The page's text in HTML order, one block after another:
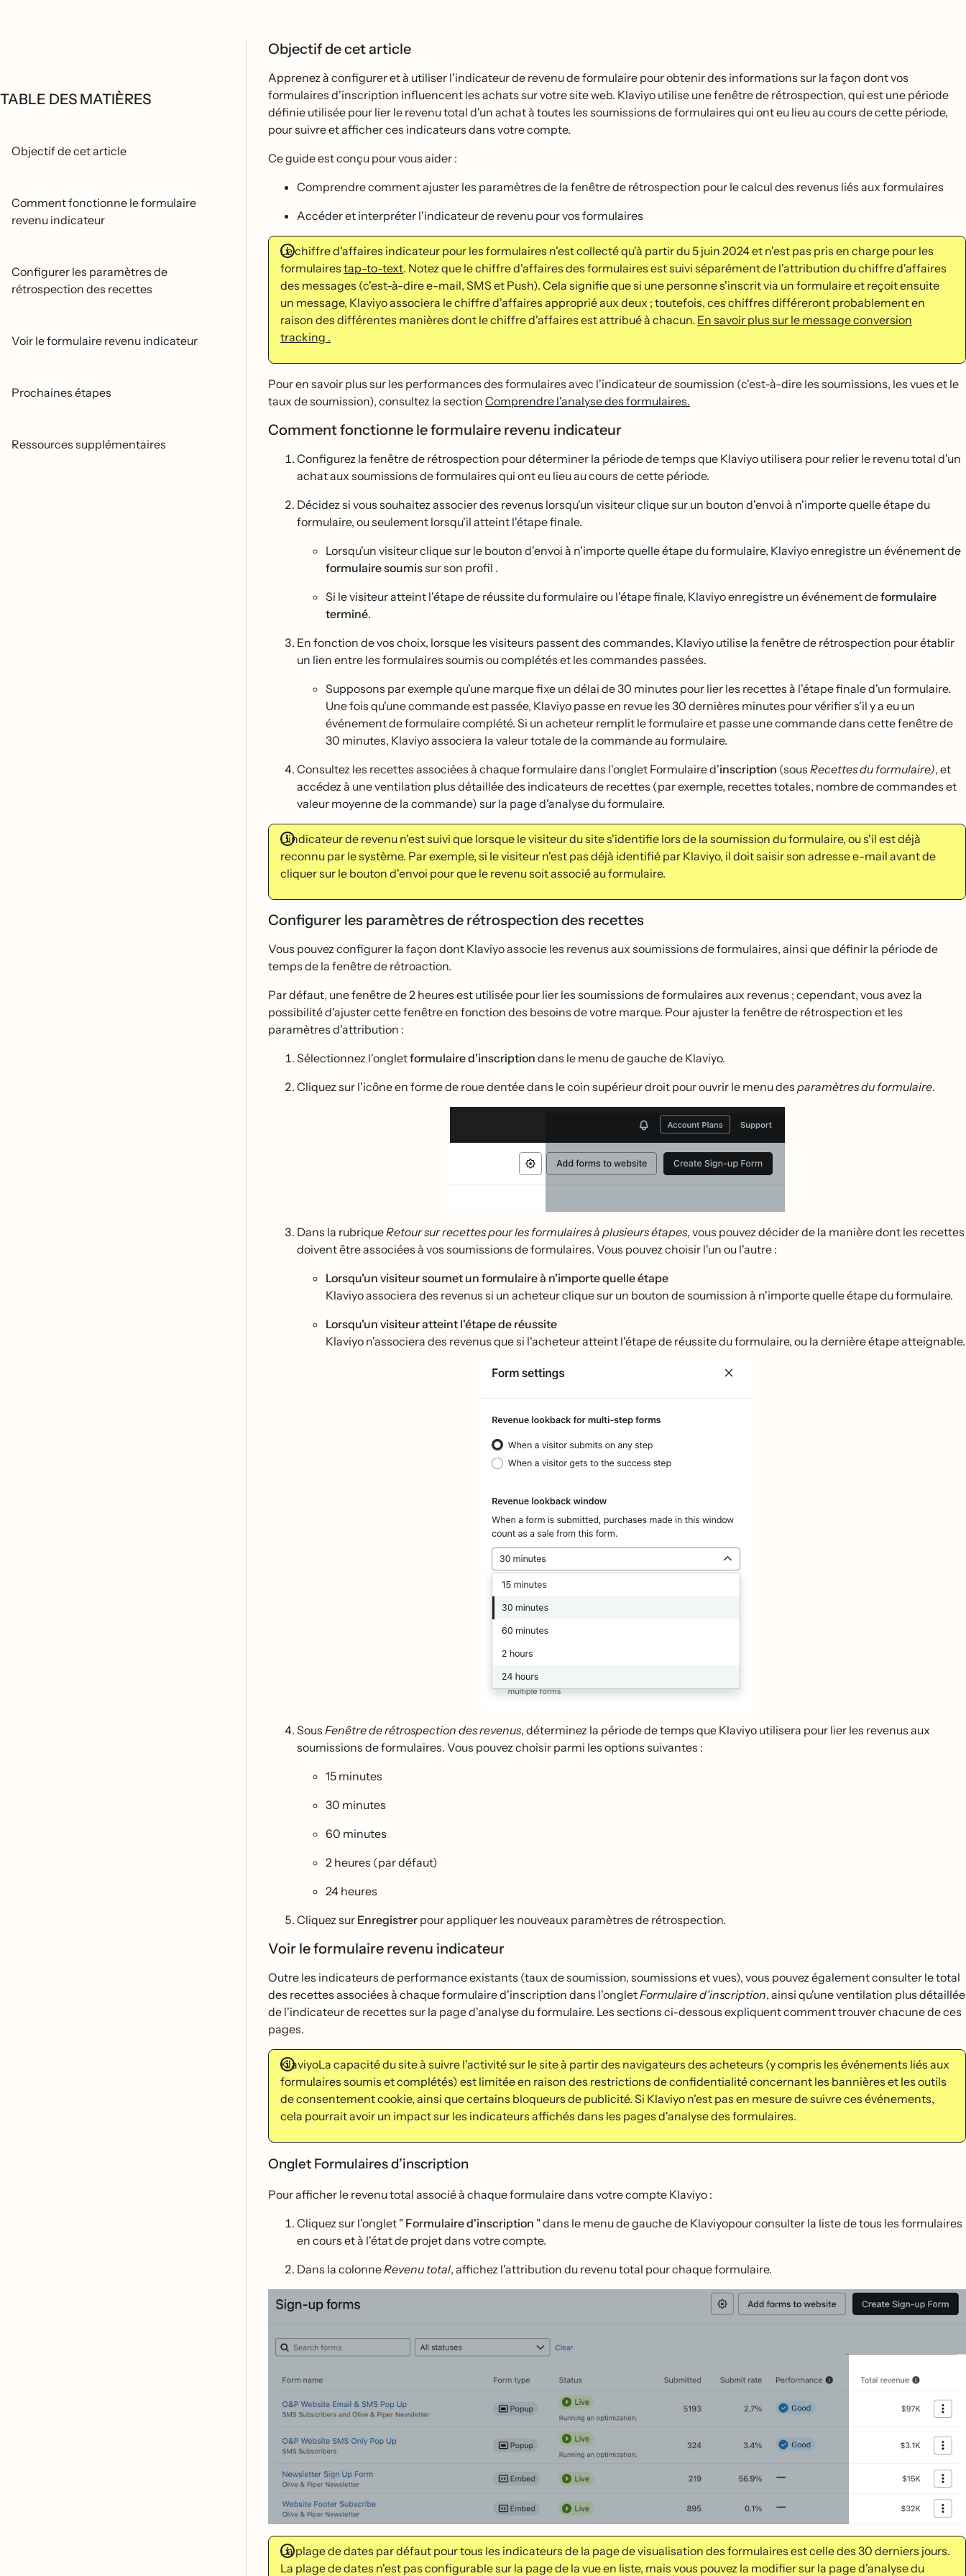
TABLE DES MATIÈRES
Objectif de cet article
Comment fonctionne le formulaire
revenu indicateur
Configurer les paramètres de
rétrospection des recettes
Voir le formulaire revenu indicateur
Prochaines étapes
Ressources supplémentaires
Objectif de cet article
Apprenez à configurer et à utiliser l'indicateur de revenu de formulaire pour obtenir des informations sur la façon dont vos
formulaires d'inscription influencent les achats sur votre site web. Klaviyo utilise une fenêtre de rétrospection, qui est une période
définie utilisée pour lier le revenu total d'un achat à toutes les soumissions de formulaires qui ont eu lieu au cours de cette période,
pour suivre et afficher ces indicateurs dans votre compte.
Ce guide est conçu pour vous aider :
Comprendre comment ajuster les paramètres de la fenêtre de rétrospection pour le calcul des revenus liés aux formulaires
Accéder et interpréter l'indicateur de revenu pour vos formulaires
Le chiffre d'affaires indicateur pour les formulaires n'est collecté qu'à partir du 5 juin 2024 et n'est pas pris en charge pour les
formulaires tap-to-text. Notez que le chiffre d'affaires des formulaires est suivi séparément de l'attribution du chiffre d'affaires
des messages (c'est-à-dire e-mail, SMS et Push). Cela signifie que si une personne s'inscrit via un formulaire et reçoit ensuite
un message, Klaviyo associera le chiffre d'affaires approprié aux deux ; toutefois, ces chiffres différeront probablement en
raison des différentes manières dont le chiffre d'affaires est attribué à chacun. En savoir plus sur le message conversion
tracking .
Pour en savoir plus sur les performances des formulaires avec l'indicateur de soumission (c'est-à-dire les soumissions, les vues et le
taux de soumission), consultez la section Comprendre l'analyse des formulaires.
Comment fonctionne le formulaire revenu indicateur
Configurez la fenêtre de rétrospection pour déterminer la période de temps que Klaviyo utilisera pour relier le revenu total d'un
achat aux soumissions de formulaires qui ont eu lieu au cours de cette période.
Décidez si vous souhaitez associer des revenus lorsqu'un visiteur clique sur un bouton d'envoi à n'importe quelle étape du
formulaire, ou seulement lorsqu'il atteint l'étape finale.
Lorsqu'un visiteur clique sur le bouton d'envoi à n'importe quelle étape du formulaire, Klaviyo enregistre un événement de
formulaire soumissur son profil .
Si le visiteur atteint l'étape de réussite du formulaire ou l'étape finale, Klaviyo enregistre un événement deformulaire
terminé.
En fonction de vos choix, lorsque les visiteurs passent des commandes, Klaviyo utilise la fenêtre de rétrospection pour établir
un lien entre les formulaires soumis ou complétés et les commandes passées.
Supposons par exemple qu'une marque fixe un délai de 30 minutes pour lier les recettes à l'étape finale d'un formulaire.
Une fois qu'une commande est passée, Klaviyo passe en revue les 30 dernières minutes pour vérifier s'il y a eu un
événement de formulaire complété. Si un acheteur remplit le formulaire et passe une commande dans cette fenêtre de
30 minutes, Klaviyo associera la valeur totale de la commande au formulaire.
Consultez les recettes associées à chaque formulaire dans l'onglet Formulaire d'inscription (sous Recettes du formulaire), et
accédez à une ventilation plus détaillée des indicateurs de recettes (par exemple, recettes totales, nombre de commandes et
valeur moyenne de la commande) sur la page d'analyse du formulaire.
L'indicateur de revenu n'est suivi que lorsque le visiteur du site s'identifie lors de la soumission du formulaire, ou s'il est déjà
reconnu par le système. Par exemple, si le visiteur n'est pas déjà identifié par Klaviyo, il doit saisir son adresse e-mail avant de
cliquer sur le bouton d'envoi pour que le revenu soit associé au formulaire.
Configurer les paramètres de rétrospection des recettes
Vous pouvez configurer la façon dont Klaviyo associe les revenus aux soumissions de formulaires, ainsi que définir la période de
temps de la fenêtre de rétroaction.
Par défaut, une fenêtre de 2 heures est utilisée pour lier les soumissions de formulaires aux revenus ; cependant, vous avez la
possibilité d'ajuster cette fenêtre en fonction des besoins de votre marque. Pour ajuster la fenêtre de rétrospection et les
paramètres d'attribution :
Sélectionnez l'ongletformulaire d'inscription dans le menu de gauche de Klaviyo.
Cliquez sur l'icône en forme de roue dentée dans le coin supérieur droit pour ouvrir le menu des paramètres du formulaire.
Dans la rubriqueRetour sur recettes pour les formulaires à plusieurs étapes, vous pouvez décider de la manière dont les recettes
doivent être associées à vos soumissions de formulaires. Vous pouvez choisir l'un ou l'autre :
Lorsqu'un visiteur soumet un formulaire à n'importe quelle étape
Klaviyo associera des revenus si un acheteur clique sur un bouton de soumission à n'importe quelle étape du formulaire.
Lorsqu'un visiteur atteint l'étape de réussite
Klaviyo n'associera des revenus que si l'acheteur atteint l'étape de réussite du formulaire, ou la dernière étape atteignable.
Sous Fenêtre de rétrospection des revenus, déterminez la période de temps que Klaviyo utilisera pour lier les revenus aux
soumissions de formulaires. Vous pouvez choisir parmi les options suivantes :
15 minutes
30 minutes
60 minutes
2 heures (par défaut)
24 heures
Cliquez sur Enregistrer pour appliquer les nouveaux paramètres de rétrospection.
Voir le formulaire revenu indicateur
Outre les indicateurs de performance existants (taux de soumission, soumissions et vues), vous pouvez également consulter le total
des recettes associées à chaque formulaire d'inscription dans l'ongletFormulaire d'inscription, ainsi qu'une ventilation plus détaillée
de l'indicateur de recettes sur la page d'analyse du formulaire. Les sections ci-dessous expliquent comment trouver chacune de ces
pages.
KlaviyoLa capacité du site à suivre l'activité sur le site à partir des navigateurs des acheteurs (y compris les événements liés aux
formulaires soumis et complétés) est limitée en raison des restrictions de confidentialité concernant les bannières et les outils
de consentement cookie, ainsi que certains bloqueurs de publicité. Si Klaviyo n'est pas en mesure de suivre ces événements,
cela pourrait avoir un impact sur les indicateurs affichés dans les pages d'analyse des formulaires.
Onglet Formulaires d’inscription
Pour afficher le revenu total associé à chaque formulaire dans votre compte Klaviyo :
Cliquez sur l'onglet " Formulaire d'inscription " dans le menu de gauche de Klaviyopour consulter la liste de tous les formulaires
en cours et à l'état de projet dans votre compte.
Dans la colonneRevenu total, affichez l'attribution du revenu total pour chaque formulaire.
La plage de dates par défaut pour tous les indicateurs de la page de visualisation des formulaires est celle des 30 derniers jours.
La plage de dates n'est pas configurable sur la page de la vue en liste, mais vous pouvez la modifier sur la page d'analyse du